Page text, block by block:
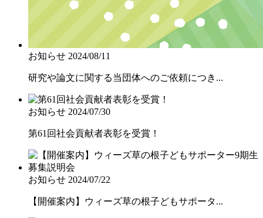
お知らせ 2024/08/11
研究や論文に関する当団体へのご依頼につき...
お知らせ 2024/07/30
第61回社会貢献者表彰を受賞！
お知らせ 2024/07/22
【開催案内】ウィーズ草の根子どもサポータ...